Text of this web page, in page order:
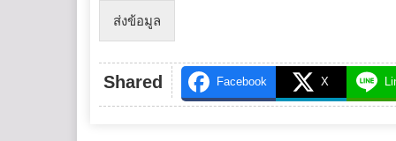
ส่งข้อมูล
Shared Facebook X